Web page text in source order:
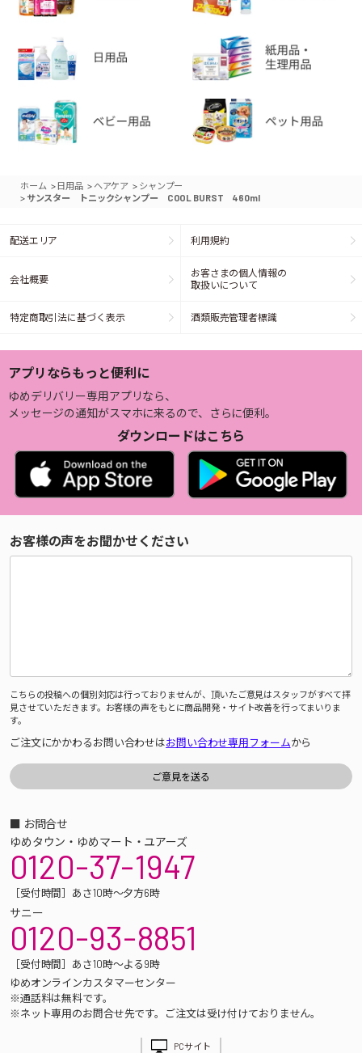
ホーム > 日用品 > ヘアケア > シャンプー
> サンスター トニックシャンプー COOL BURST 460ml
配送エリア 利用規約
会社概要
お客さまの個人情報の
取扱いについて
特定商取引法に基づく表示 酒類販売管理者標識
アプリならもっと便利に
ゆめデリバリー専用アプリなら、
メッセージの通知がスマホに来るので、さらに便利。
ダウンロードはこちら
お客様の声をお聞かせください
こちらの投稿への個別対応は行っておりませんが、頂いたご意見はスタッフがすべて拝
見させていただきます。お客様の声をもとに商品開発・サイト改善を行ってまいりま
す。
ご注文にかかわるお問い合わせはお問い合わせ専用フォームから
■ お問合せ
ゆめタウン・ゆめマート・ユアーズ
0120-37-1947
［受付時間］あさ10時～夕方6時
サニー
0120-93-8851
［受付時間］あさ10時～よる9時
ゆめオンラインカスタマーセンター
※通話料は無料です。
※ネット専用のお問合せ先です。ご注文は受け付けておりません。
PCサイト